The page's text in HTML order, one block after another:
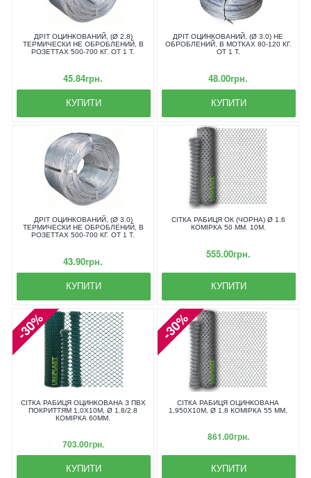
ДРІТ ОЦИНКОВАНИЙ, (Ø 2.8)
ТЕРМИЧЕСКИ НЕ ОБРОБЛЕНИЙ, В
РОЗЕТТАХ 500-700 КГ. ОТ 1 Т.
45.84грн.
КУПИТИ
ДРІТ ОЦИНКОВАНИЙ, (Ø 3.0) НЕ
ОБРОБЛЕНИЙ, В МОТКАХ 80-120 КГ.
ОТ 1 Т.
48.00грн.
КУПИТИ
ДРІТ ОЦИНКОВАНИЙ, (Ø 3.0)
ТЕРМИЧЕСКИ НЕ ОБРОБЛЕНИЙ, В
РОЗЕТТАХ 500-700 КГ. ОТ 1 Т.
43.90грн.
КУПИТИ
СІТКА РАБИЦЯ ОК (ЧОРНА) Ø 1.6
КОМІРКА 50 ММ. 10М.
555.00грн.
КУПИТИ
-30%
СІТКА РАБИЦЯ ОЦИНКОВАНА З ПВХ
ПОКРИТТЯМ 1,0X10М, Ø 1.8/2.8
КОМІРКА 60ММ.
703.00грн.
КУПИТИ
-30%
СІТКА РАБИЦЯ ОЦИНКОВАНА
1,950X10М, Ø 1.8 КОМІРКА 55 ММ.
861.00грн.
КУПИТИ